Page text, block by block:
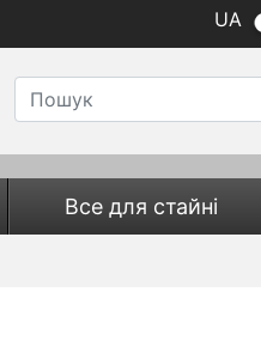
UA
Все для стайні